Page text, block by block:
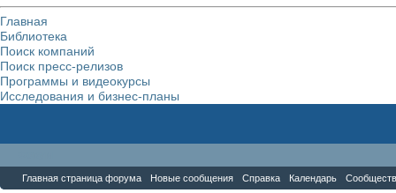
Главная
Библиотека
Поиск компаний
Поиск пресс-релизов
Программы и видеокурсы
Исследования и бизнес-планы
Главная страница форума Новые сообщения Справка Календарь